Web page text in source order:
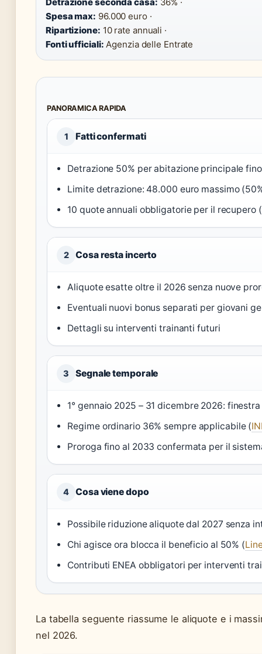
Spesa max: 96.000 euro ·
Ripartizione: 10 rate annuali ·
Fonti ufficiali: Agenzia delle Entrate
PANORAMICA RAPIDA
1 Fatti confermati
Detrazione 50% per abitazione principale
Limite detrazione: 48.000 euro massimo
10 quote annuali obbligatorie per il recupero (
2 Cosa resta incerto
Aliquote esatte oltre il 2026 senza nuove
Eventuali nuovi bonus separati per giovani
Dettagli su interventi trainanti futuri
3 Segnale temporale
1° gennaio 2025 – 31 dicembre 2026:
Regime ordinario 36% sempre applicabile (
Proroga fino al 2033 confermata per il
4 Cosa viene dopo
Possibile riduzione aliquote dal 2027 senza
Chi agisce ora blocca il beneficio al 50% (
Contributi ENEA obbligatori per interventi
La tabella seguente riassume le aliquote e i
nel 2026.